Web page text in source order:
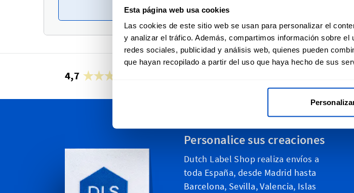
Esta página web usa cookies
Las cookies de este sitio web se usan para personalizar el
y analizar el tráfico. Además, compartimos información sobre
redes sociales, publicidad y análisis web, quienes pueden
que hayan recopilado a partir del uso que haya hecho de sus
No
4,7
Personalice sus creaciones
Dutch Label Shop realiza envíos a
toda España, desde Madrid hasta
Barcelona, Sevilla, Valencia, Islas